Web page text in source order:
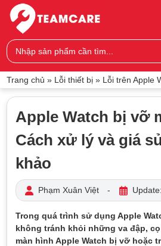
Trang chủ » Lỗi thiết bị» Lỗi trên Apple
Apple Watch bị vỡ
Cách xử lý và giá
khảo
Phạm Xuân Việt -
Trong quá trình sử dụng Apple
không tránh khỏi những va đập,
màn hình Apple Watch bị vỡ hoặc